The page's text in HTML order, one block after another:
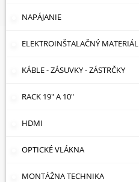
NAPÁJANIE
ELEKTROINŠTALAČNÝ MATERIÁL
KÁBLE - ZÁSUVKY - ZÁSTRČKY
RACK 19" A 10"
HDMI
OPTICKÉ VLÁKNA
MONTÁŽNA TECHNIKA